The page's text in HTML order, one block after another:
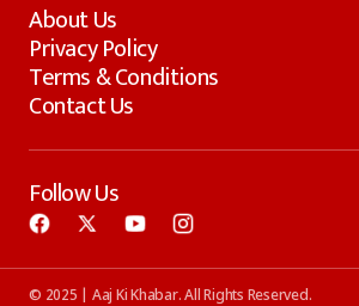
About Us
Privacy Policy
Terms & Conditions
Contact Us
Follow Us
© 2025 | Aaj Ki Khabar. All Rights Reserved.